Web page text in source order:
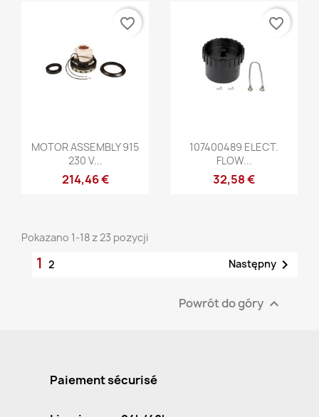
Szybki podgląd
MOTOR ASSEMBLY 915
230 V...
214,46 €
favorite_border
Szybki podgląd
107400489 ELECT.
FLOW...
32,58 €
favorite_border
Pokazano 1-18 z 23 pozycji
1 2 Następny 
Powrót do góry 
Paiement sécurisé